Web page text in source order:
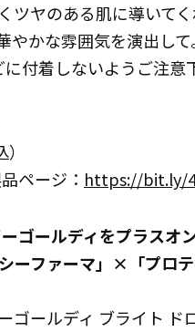
ツヤのある肌に導いて
かな雰囲気を演出して
付着しないようご注意
ページ： https://bit.ly/
ゴールディをプラスオ
ーファーマ」×「プロ
ゴールディ ブライト